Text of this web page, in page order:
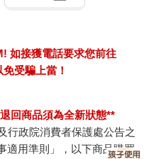
，你也可以考慮自己挖礦。
的電子郵件地址和社群網站
得到他的回應。傑德在把Mt.
新的虛擬貨幣，瑞波幣，這
Validators）之間的共識
如接獲電話要求您前往
受騙上當！
回商品須為全新狀態**
行政院消費者保護處公告之
適用準則」，以下商品購買